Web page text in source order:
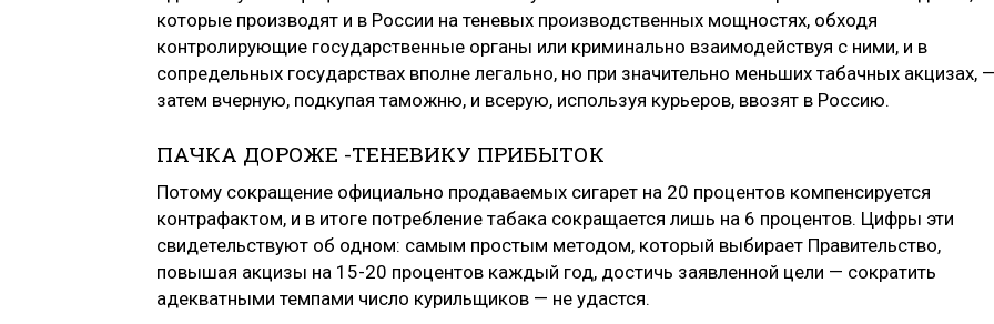
которые производят и в России на теневых производственных мощностях, обходя
контролирующие государственные органы или криминально взаимодействуя с ними, и в
сопредельных государствах вполне легально, но при значительно меньших табачных акцизах,
затем вчерную, подкупая таможню, и всерую, используя курьеров, ввозят в Россию.
ПАЧКА ДОРОЖЕ -ТЕНЕВИКУ ПРИБЫТОК
Потому сокращение официально продаваемых сигарет на 20 процентов компенсируется
контрафактом, и в итоге потребление табака сокращается лишь на 6 процентов. Цифры эти
свидетельствуют об одном: самым простым методом, который выбирает Правительство,
повышая акцизы на 15-20 процентов каждый год, достичь заявленной цели — сократить
адекватными темпами число курильщиков — не удастся.